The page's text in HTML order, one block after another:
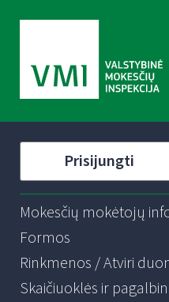
Prisijungti
Mokesčių mokėtojų
Formos
Rinkmenos / Atviri
Skaičiuoklės ir